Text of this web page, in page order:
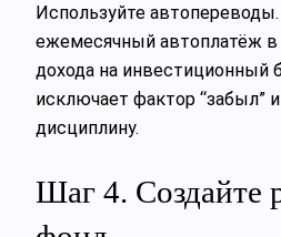
Используйте
ежемесячный автоплатёж в
дохода на инвестиционный
исключает фактор “забыл”
дисциплину.
Шаг 4. Создайте